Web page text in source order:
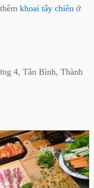
khoai tây chiên ở
4, Tân Bình, Thành